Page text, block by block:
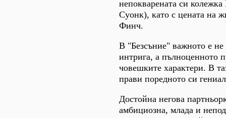
непокварената си
Суонк), като с цената на
Финч.
В "Безсъние" важното е не
интрига, а пълноценното
човешките характери. В
прави поредното си
Достойна негова
амбициозна, млада и